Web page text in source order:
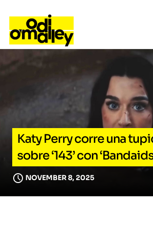
Katy Perry corre una
sobre ‘143’ con
NOVEMBER 8, 2025